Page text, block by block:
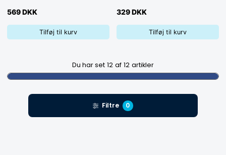
569 DKK
Tilføj til kurv
329 DKK
Tilføj til kurv
Du har set 12 af 12 artikler
Filtre 0